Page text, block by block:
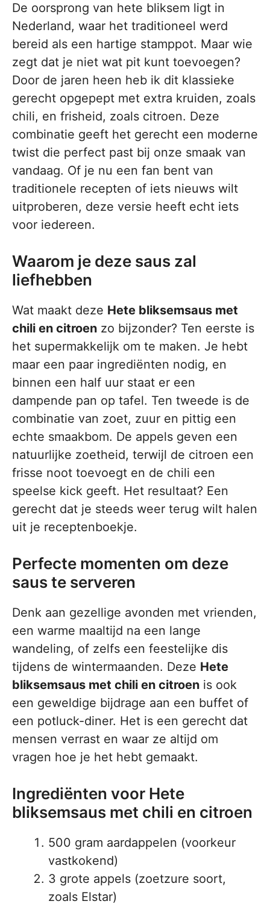
De oorsprong van hete bliksem ligt in
Nederland, waar het traditioneel werd
bereid als een hartige stamppot. Maar wie
zegt dat je niet wat pit kunt toevoegen?
Door de jaren heen heb ik dit klassieke
gerecht opgepept met extra kruiden, zoals
chili, en frisheid, zoals citroen. Deze
combinatie geeft het gerecht een moderne
twist die perfect past bij onze smaak van
vandaag. Of je nu een fan bent van
traditionele recepten of iets nieuws wilt
uitproberen, deze versie heeft echt iets
voor iedereen.
Waarom je deze saus zal
liefhebben
Wat maakt deze Hete bliksemsaus met
chili en citroen zo bijzonder? Ten eerste is
het supermakkelijk om te maken. Je hebt
maar een paar ingrediënten nodig, en
binnen een half uur staat er een
dampende pan op tafel. Ten tweede is de
combinatie van zoet, zuur en pittig een
echte smaakbom. De appels geven een
natuurlijke zoetheid, terwijl de citroen een
frisse noot toevoegt en de chili een
speelse kick geeft. Het resultaat? Een
gerecht dat je steeds weer terug wilt halen
uit je receptenboekje.
Perfecte momenten om deze
saus te serveren
Denk aan gezellige avonden met vrienden,
een warme maaltijd na een lange
wandeling, of zelfs een feestelijke dis
tijdens de wintermaanden. Deze Hete
bliksemsaus met chili en citroen is ook
een geweldige bijdrage aan een buffet of
een potluck-diner. Het is een gerecht dat
mensen verrast en waar ze altijd om
vragen hoe je het hebt gemaakt.
Ingrediënten voor Hete
bliksemsaus met chili en citroen
500 gram aardappelen (voorkeur
vastkokend)
3 grote appels (zoetzure soort,
zoals Elstar)